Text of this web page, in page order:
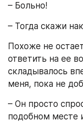
– Больно!
– Тогда скажи
Похоже не
ответить на ее
складывалось
меня, пока не
– Он просто
подобном месте